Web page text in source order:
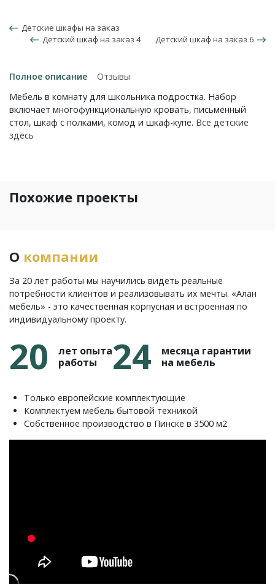
Детские шкафы на заказ
Детский шкаф на заказ 4
Детский шкаф на заказ 6
Полное описание
Отзывы
Мебель в комнату для школьника подростка. Набор
включает многофункциональную кровать, письменный
стол, шкаф с полками, комод и шкаф-купе. Все детские
здесь
Похожие проекты
О компании
За 20 лет работы мы научились видеть реальные
потребности клиентов и реализовывать их мечты. «Алан
мебель» - это качественная корпусная и встроенная по
индивидуальному проекту.
20
лет опыта
работы
24
месяца гарантии
на мебель
Только европейские комплектующие
Комплектуем мебель бытовой техникой
Собственное производство в Пинске в 3500 м2